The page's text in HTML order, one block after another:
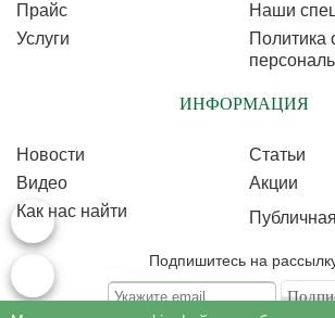
Прайс
Наши
Услуги
Политика
ИНФОРМАЦИЯ
Новости
Статьи
Видео
Акции
Как нас найти
Подпишитесь на